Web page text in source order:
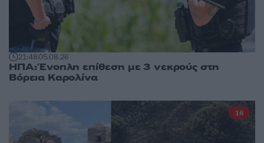
21:4805.08.26
ΗΠΑ: Ένοπλη επίθεση με 3 νεκρούς στη
Βόρεια Καρολίνα
16